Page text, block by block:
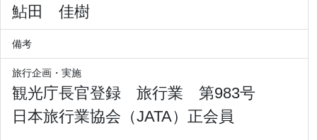
鮎田 佳樹
備考
旅行企画・実施
観光庁長官登録 旅行業 第983号
日本旅行業協会（JATA）正会員